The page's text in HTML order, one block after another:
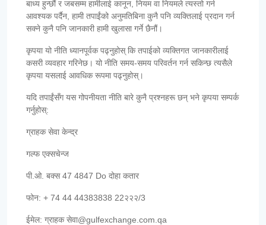
बाध्य हुन्छौं र जबसम्म हामीलाई कानून, नियम वा नियमले त्यस्तो गर्न
आवश्यक पर्दैन, हामी तपाईंको अनुमतिबिना कुनै पनि व्यक्तिलाई प्रदान गर्न
सक्ने कुनै पनि जानकारी हामी खुलासा गर्ने छैनौं।
कृपया यो नीति ध्यानपूर्वक पढ्नुहोस् कि तपाईको व्यक्तिगत जानकारीलाई
कसरी व्यवहार गरिनेछ। यो नीति समय-समय परिवर्तन गर्न सकिन्छ त्यसैले
कृपया यसलाई आवधिक रूपमा पढ्नुहोस्।
यदि तपाईंसँग यस गोपनीयता नीति बारे कुनै प्रश्नहरू छन् भने कृपया सम्पर्क
गर्नुहोस्:
ग्राहक सेवा केन्द्र
गल्फ एक्सचेन्ज
पी.ओ. बक्स 47 4847 Do दोहा कतार
फोन: + 74 44 44383838 22२२२/3
ईमेल: ग्राहक सेवा@gulfexchange.com.qa